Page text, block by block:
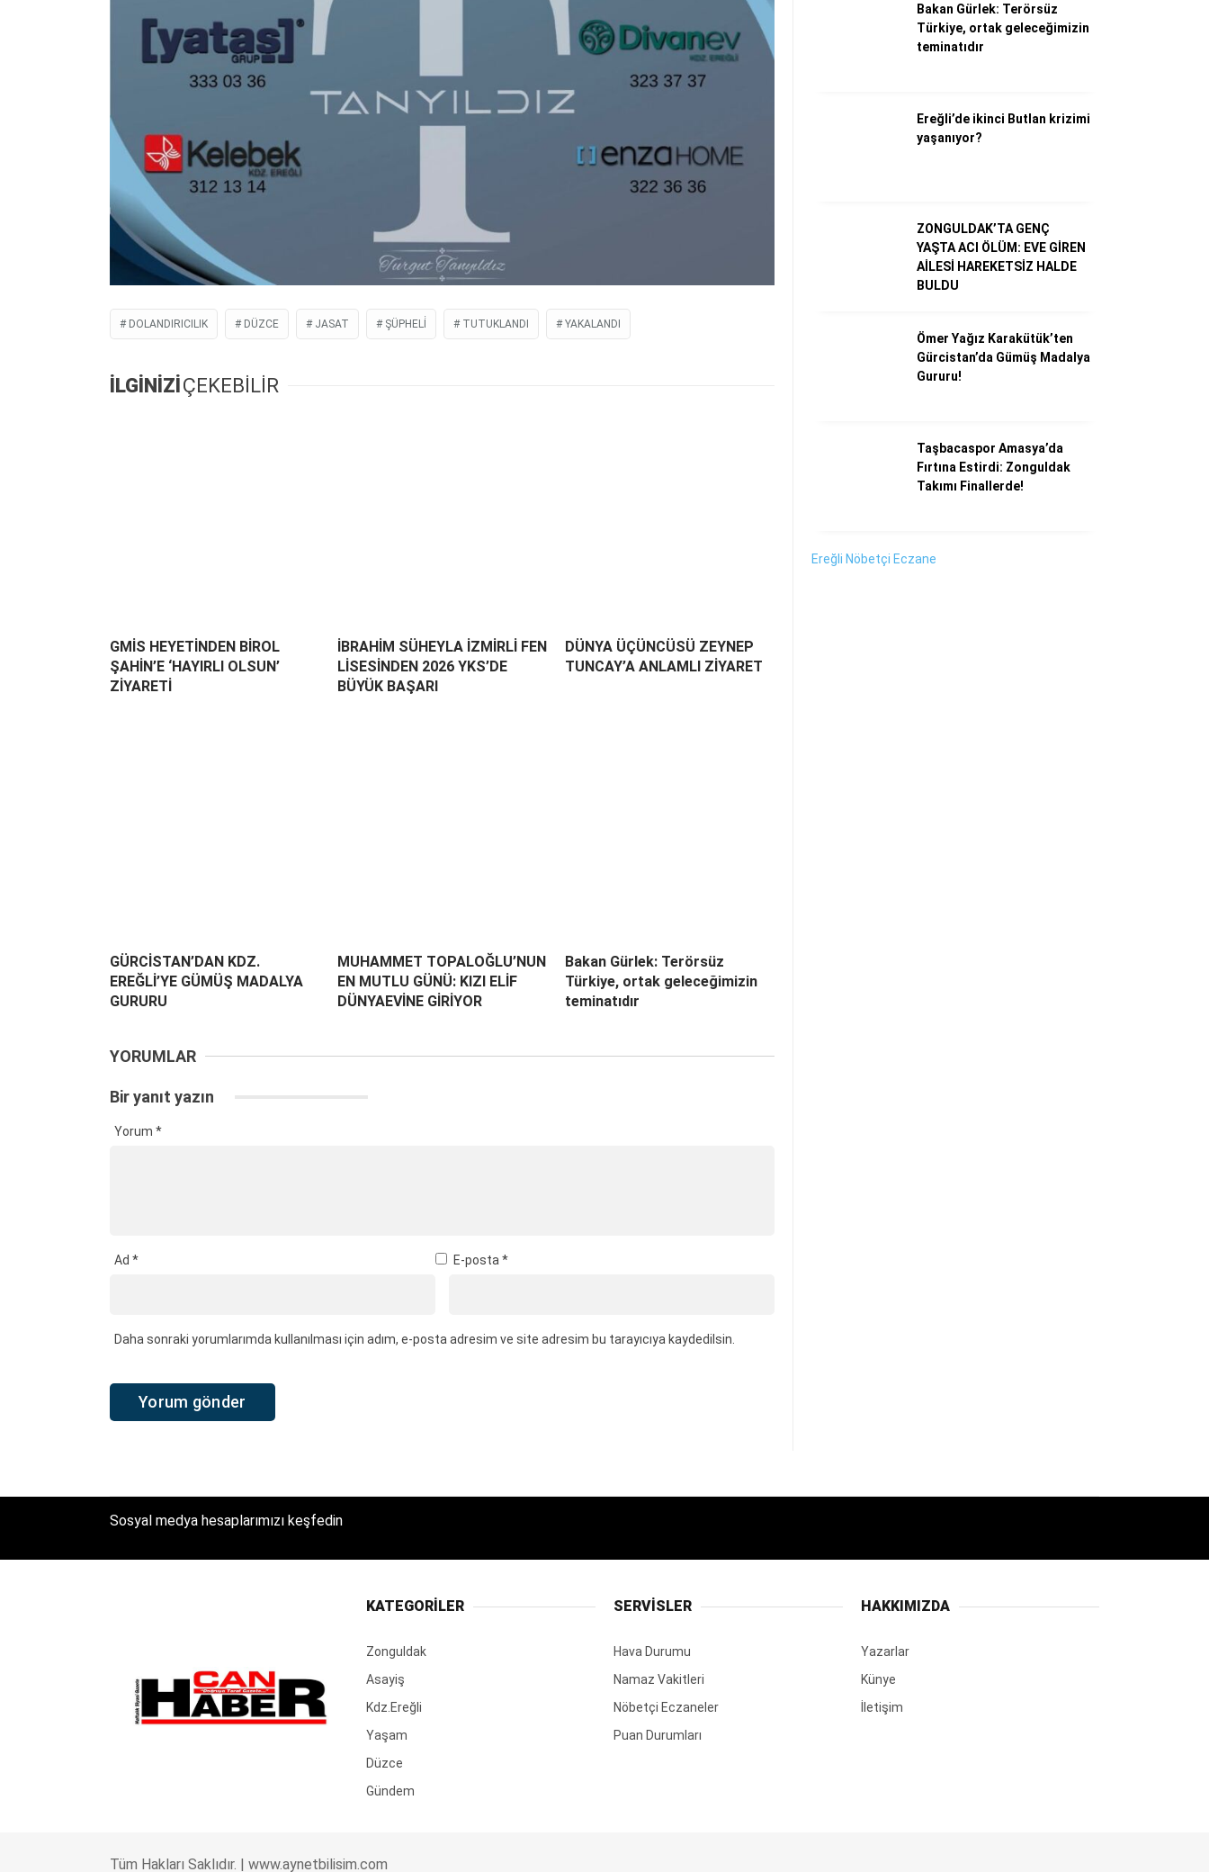
Instagram
DOLANDIRICILIK DÜZCE JASAT ŞÜPHELİ TUTUKLANDI YAKALANDI
İLGİNİZİ ÇEKEBİLİR
GMİS HEYETİNDEN BİROL
ŞAHİN’E ‘HAYIRLI OLSUN’
ZİYARETİ
İBRAHİM SÜHEYLA İZMİRLİ FEN
LİSESİNDEN 2026 YKS’DE
BÜYÜK BAŞARI
DÜNYA ÜÇÜNCÜSÜ ZEYNEP
TUNCAY’A ANLAMLI ZİYARET
GÜRCİSTAN’DAN KDZ.
EREĞLİ’YE GÜMÜŞ MADALYA
GURURU
MUHAMMET TOPALOĞLU’NUN
EN MUTLU GÜNÜ: KIZI ELİF
DÜNYAEVİNE GİRİYOR
Bakan Gürlek: Terörsüz
Türkiye, ortak geleceğimizin
teminatıdır
YORUMLAR
Bir yanıt yazın
Yorum *
Ad * E-posta*
Daha sonraki yorumlarımda kullanılması için adım, e-posta adresim ve site adresim bu tarayıcıya kaydedilsin.
Bakan Gürlek: Terörsüz
Türkiye, ortak geleceğimizin
teminatıdır
Ereğli’de ikinci Butlan krizimi
yaşanıyor?
ZONGULDAK’TA GENÇ
YAŞTA ACI ÖLÜM: EVE GİREN
AİLESİ HAREKETSİZ HALDE
BULDU
Ömer Yağız Karakütük’ten
Gürcistan’da Gümüş Madalya
Gururu!
Taşbacaspor Amasya’da
Fırtına Estirdi: Zonguldak
Takımı Finallerde!
Ereğli Nöbetçi Eczane
Sosyal medya hesaplarımızı keşfedin
KATEGORİLER
Zonguldak
Asayiş
Kdz.Ereğli
Yaşam
Düzce
Gündem
SERVİSLER
Hava Durumu
Namaz Vakitleri
Nöbetçi Eczaneler
Puan Durumları
HAKKIMIZDA
Yazarlar
Künye
İletişim
Tüm Hakları Saklıdır. | www.aynetbilisim.com